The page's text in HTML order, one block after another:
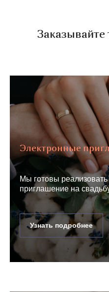
Заказывайте
Электронные
Мы готовы реализовать
приглашение на
Узнать подробнее